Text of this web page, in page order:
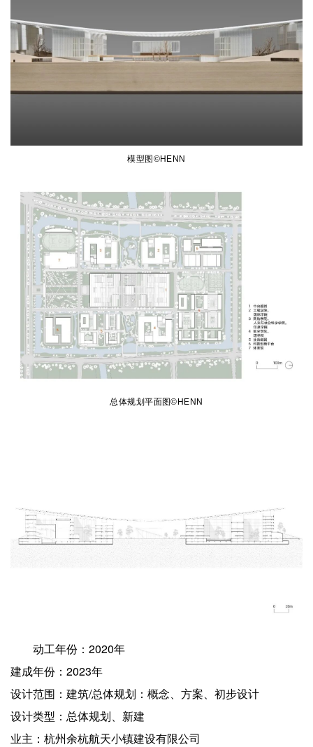
模型图©HENN
总体规划平面图©HENN
动工年份：2020年
建成年份：2023年
设计范围：建筑/总体规划：概念、方案、初步设计
设计类型：总体规划、新建
业主：杭州余杭航天小镇建设有限公司